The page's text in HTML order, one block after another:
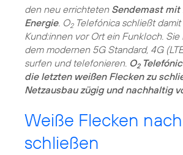
den neu errichteten Sendemast
Energie. O2Telefónica schließt damit
Kund:innen vor Ort ein Funkloch.
dem modernen 5G Standard, 4G
surfen und telefonieren. O2
die letzten weißen Flecken zu
Netzausbau zügig und nachhaltig
Weiße Flecken
schließen